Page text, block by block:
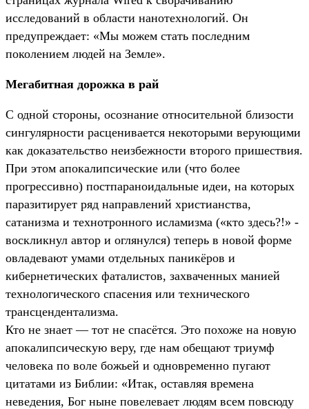
исследований в области нанотехнологий. Он
предупреждает: «Мы можем стать последним
поколением людей на Земле».
Мегабитная дорожка в рай
С одной стороны, осознание относительной близости
сингулярности расценивается некоторыми верующими
как доказательство неизбежности второго пришествия.
При этом апокалипсические или (что более
прогрессивно) постпараноидальные идеи, на которых
паразитирует ряд направлений христианства,
сатанизма и технотронного исламизма («кто здесь?!» -
воскликнул автор и оглянулся) теперь в новой форме
овладевают умами отдельных паникёров и
кибернетических фаталистов, захваченных манией
технологического спасения или технического
трансцендентализма.
Кто не знает — тот не спасётся. Это похоже на новую
апокалипсическую веру, где нам обещают триумф
человека по воле божьей и одновременно пугают
цитатами из Библии: «Итак, оставляя времена
неведения, Бог ныне повелевает людям всем повсюду